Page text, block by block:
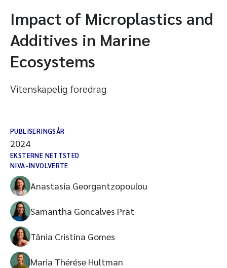
Impact of Microplastics and
Additives in Marine
Ecosystems
Vitenskapelig foredrag
PUBLISERINGSÅR
2024
EKSTERNE NETTSTED
NIVA-INVOLVERTE
Anastasia Georgantzopoulou
Samantha Goncalves Prat
Tânia Cristina Gomes
Maria Thérése Hultman